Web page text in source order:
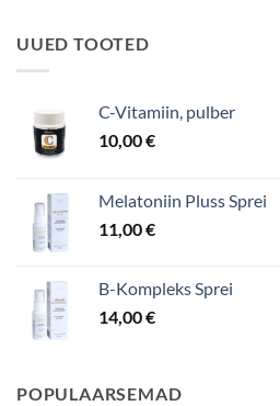
UUED TOOTED
C-Vitamiin, pulber
10,00€
Melatoniin Pluss Sprei
11,00€
B-Kompleks Sprei
14,00€
POPULAARSEMAD